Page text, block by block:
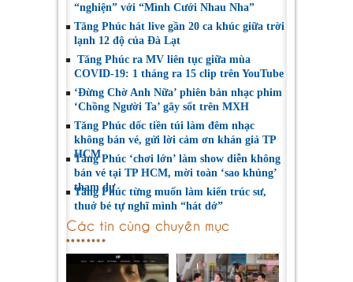
“nghiện” với “Mình Cưới Nhau Nha”
Tăng Phúc hát live gần 20 ca khúc giữa trời
lạnh 12 độ của Đà Lạt
Tăng Phúc ra MV liên tục giữa mùa
COVID-19: 1 tháng ra 15 clip trên YouTube
‘Đừng Chờ Anh Nữa’ phiên bản nhạc phim
‘Chồng Người Ta’ gây sốt trên MXH
Tăng Phúc dốc tiền túi làm đêm nhạc
không bán vé, gửi lời cảm ơn khán giả TP
HCM
Tăng Phúc ‘chơi lớn’ làm show diễn không
bán vé tại TP HCM, mời toàn ‘sao khủng’
tham dự
Tăng Phúc từng muốn làm kiến trúc sư,
thuở bé tự nghĩ mình “hát dở”
Các tin cùng chuyên mục